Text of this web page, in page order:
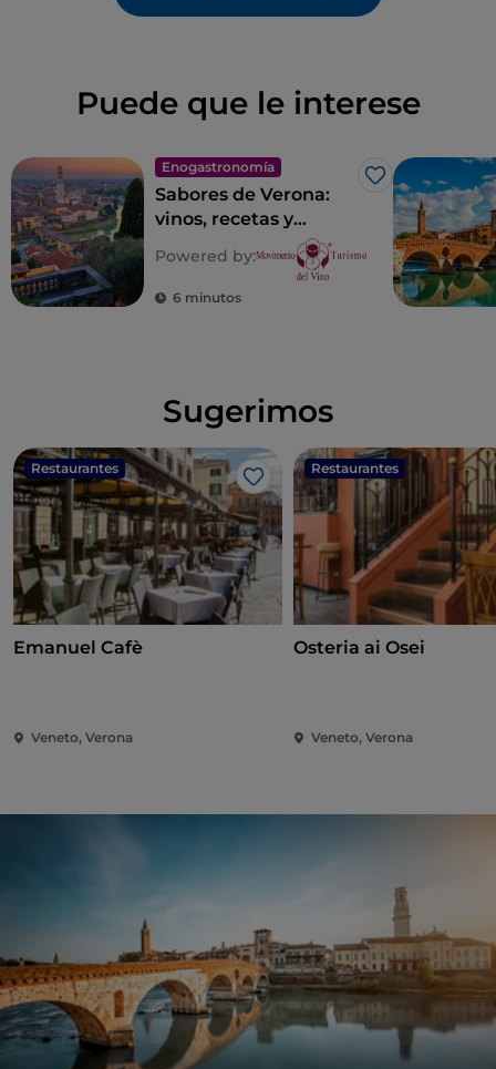
Puede que le interese
Enogastronomía
Me gusta
Sabores de Verona:
vinos, recetas y
lugares con sabor
veronés
Powered by:
6 minutos
Sugerimos
Restaurantes
Me gusta
Emanuel Cafè
Veneto, Verona
Restaurantes
Osteria ai Osei
Veneto, Verona